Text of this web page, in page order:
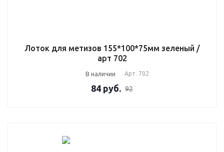
Лоток для метизов 155*100*75мм зеленый /
арт 702
В наличии Арт. 702
84 руб. 92